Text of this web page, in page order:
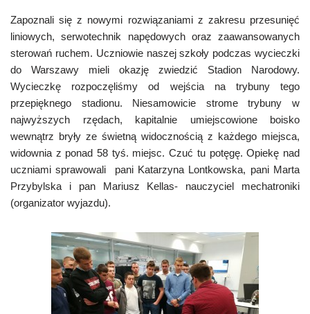
Zapoznali się z nowymi rozwiązaniami z zakresu przesunięć
liniowych, serwotechnik napędowych oraz zaawansowanych
sterowań ruchem. Uczniowie naszej szkoły podczas wycieczki
do Warszawy mieli okazję zwiedzić Stadion Narodowy.
Wycieczkę rozpoczęliśmy od wejścia na trybuny tego
przepięknego stadionu. Niesamowicie strome trybuny w
najwyższych rzędach, kapitalnie umiejscowione boisko
wewnątrz bryły ze świetną widocznością z każdego miejsca,
widownia z ponad 58 tyś. miejsc. Czuć tu potęgę. Opiekę nad
uczniami sprawowali pani Katarzyna Lontkowska, pani Marta
Przybylska i pan Mariusz Kellas- nauczyciel mechatroniki
(organizator wyjazdu).